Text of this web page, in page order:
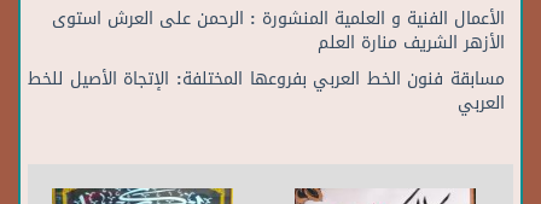
الأعمال الفنية و العلمية المنشورة : الرحمن على العرش استوى
الأزهر الشريف منارة العلم
مسابقة فنون الخط العربي بفروعها المختلفة: الإتجاة الأصيل للخط
العربي